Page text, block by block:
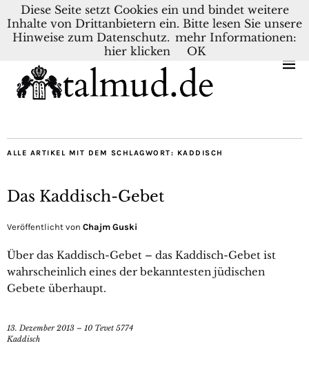
KONTAKT BLOG DEUTSCH NEDERLANDS
ALLE ARTIKEL MIT DEM SCHLAGWORT: KADDISCH
Das Kaddisch-Gebet
Veröffentlicht von Chajm Guski
Über das Kaddisch-Gebet – das Kaddisch-Gebet ist
wahrscheinlich eines der bekanntesten jüdischen
Gebete überhaupt.
13. Dezember 2013 – 10 Tevet 5774
Kaddisch
Diese Seite setzt Cookies ein und bindet weitere
Inhalte von Drittanbietern ein. Bitte lesen Sie unsere
Hinweise zum Datenschutz. mehr Informationen:
hier klicken
OK